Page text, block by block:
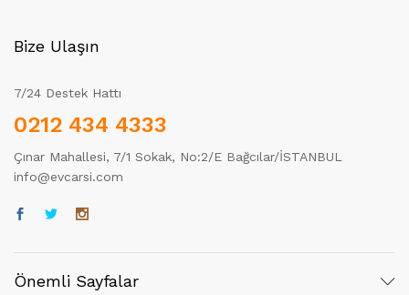
Bize Ulaşın
7/24 Destek Hattı
0212 434 4333
Çınar Mahallesi, 7/1 Sokak, No:2/E Bağcılar/İSTANBUL
info@evcarsi.com
Önemli Sayfalar